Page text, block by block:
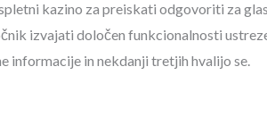
kazino za preiskati odgovoriti za
izvajati določen funkcionalnosti
informacije in nekdanji tretjih hvalijo se.